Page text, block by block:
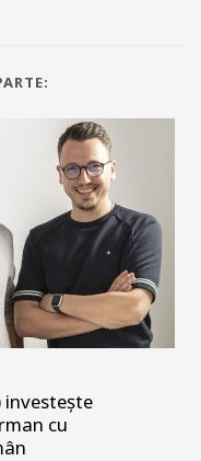
investește
cu